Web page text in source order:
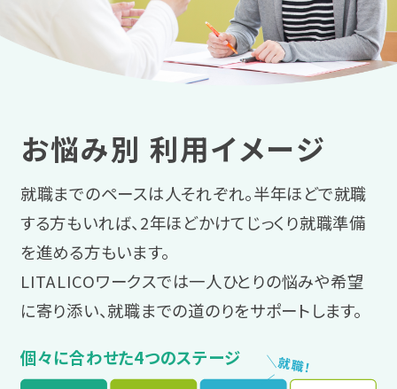
お悩み別 利用イメージ
就職までのペースは人それぞれ。半年ほどで就職
する方もいれば、2年ほどかけてじっくり就職準備
を進める方もいます。
LITALICOワークスでは一人ひとりの悩みや希望
に寄り添い、就職までの道のりをサポートします。
個々に合わせた4つのステージ ＼
就
職
！
／